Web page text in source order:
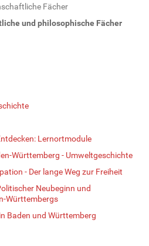
Fächer
und philosophische Fächer
Lernortmodule
Württemberg - Umweltgeschichte
- Der lange Weg zur Freiheit
Neubeginn und
Württembergs
Baden und Württemberg